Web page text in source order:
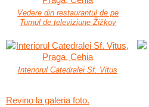
Vedere din restaurantul de pe
Turnul de televiziune Žižkov
Interiorul Catedralei Sf. Vitus
Revino la galeria foto.